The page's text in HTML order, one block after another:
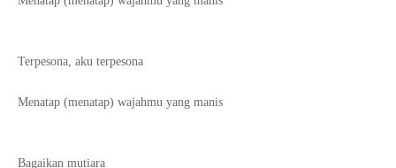
Terpesona, aku terpesona
Menatap (menatap) wajahmu yang manis
Bagaikan mutiara